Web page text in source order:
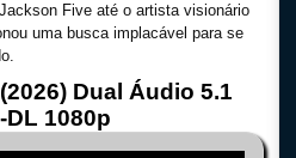
Five até o artista visionário
uma busca implacável para se
Dual Áudio 5.1
DL 1080p